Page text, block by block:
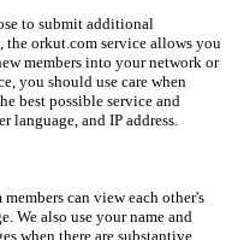
to submit additional
the orkut.com service allows you
members into your network or
you should use care when
best possible service and
language, and IP address.
can view each other's
We also use your name and
when there are substantive